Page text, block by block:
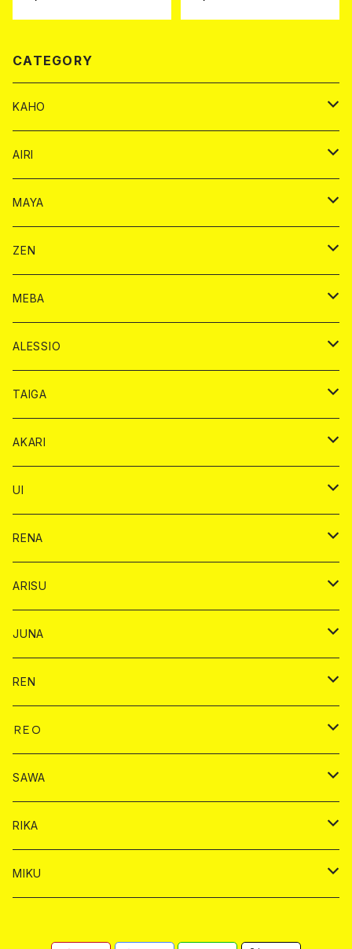
CATEGORY
KAHO
シャンパンカード
モエシャンドン カード
ヴーヴクリコ カード
BAIKA カード
ノーマル カード
プレミアム カード
ドリンク カード
１ドリンクカード
ショット
チェキ カード
チェキ １５００円
AIRI
シャンパン カード
モエシャンドン カード
ヴーヴクリコ カード
BAIKA カード
ノーマル カード
プレミアム カード
ドリンク カード
１ドリンク カード
ショット
チェキ カード
チェキ １５００円
MAYA
ドリンク
1ドリンク
ショット
チェキ
BAIKA
ZEN
ドリンク
シャンパン
ショット
チェキ
BAIKA
MEBA
ドリンク
シャンパンカード
ドリンクカード
チップ
チェキ
ALESSIO
ドリンク
シャンパン
1ドリンク
チップ
TAIGA
ドリンク
シャンパン
1ドリンク
チップ
AKARI
ドリンク
1ドリンク
ショット
UI
バイカ
ドリンク
シャンパン
ドリンク
チェキ
RENA
バイカ
ドリンク
ドリンク
ヤードグラス
チェキ
ARISU
バイカ
ドリンク
ドリンク
シャンパン
チェキ
JUNA
バイカ
ドリンク
シャンパン
ヤードグラス
チェキ
REN
バイカ
ドリンク
ショット
シャンパン
チェキ
ＲＥＯ
ドリンク
シャンパン
ショット
バイカ
チェキ
SAWA
ドリンク
シャンパン
バイカ
RIKA
ドリンク
MIKU